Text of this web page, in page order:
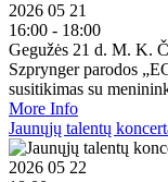
2026 05 21
16:00 - 18:00
Gegužės 21 d. M. K.
Szprynger parodos
susitikimas su
More Info
Jaunųjų talentų
2026 05 22